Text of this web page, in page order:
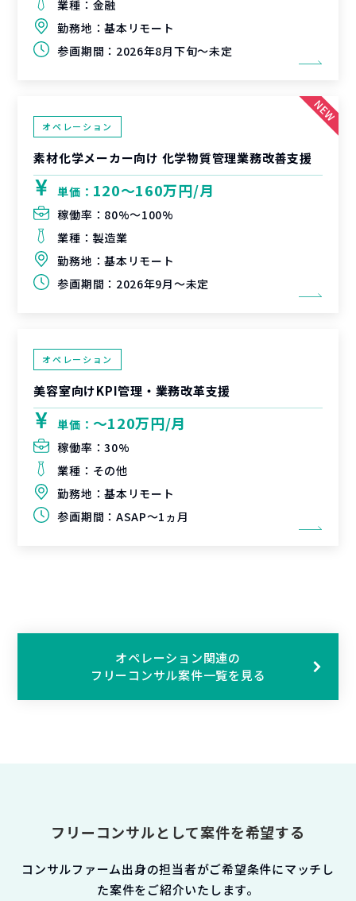
業種： 金融
勤務地：基本リモート
参画期間： 2026年8月下旬～未定
オペレーション
素材化学メーカー向け 化学物質管理業務改善支援
単価： 120〜160万円/月
稼働率： 80%〜100%
業種： 製造業
勤務地：基本リモート
参画期間： 2026年9月～未定
オペレーション
美容室向けKPI管理・業務改革支援
単価： 〜120万円/月
稼働率：30%
業種： その他
勤務地：基本リモート
参画期間： ASAP～1ヵ月
オペレーション関連の
フリーコンサル案件一覧を見る
フリーコンサルとして案件を希望する
コンサルファーム出身の担当者がご希望条件にマッチし
た案件をご紹介いたします。